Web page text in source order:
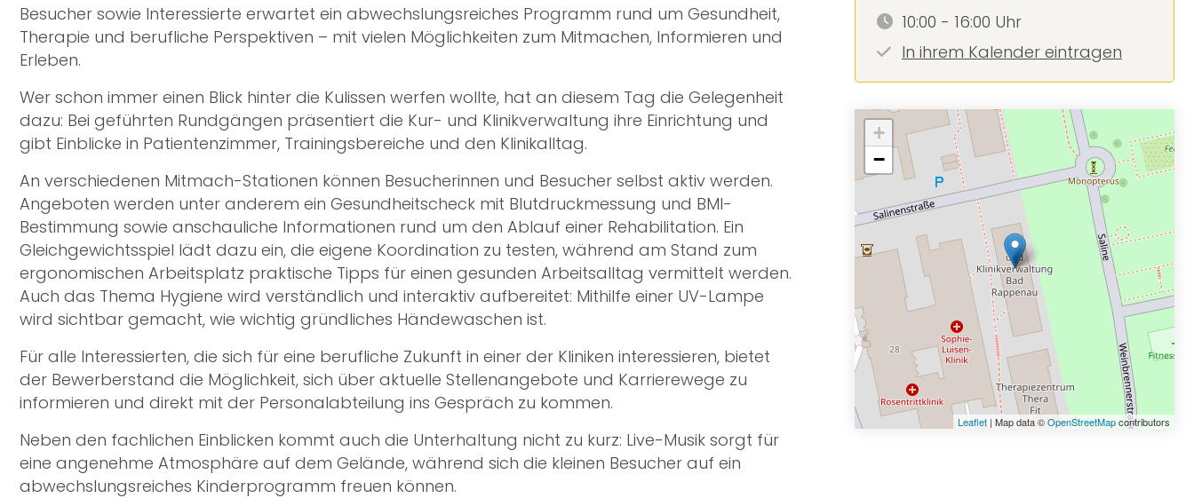
Besucher sowie Interessierte erwartet ein abwechslungsreiches Programm rund um Gesundheit,
Therapie und berufliche Perspektiven – mit vielen Möglichkeiten zum Mitmachen, Informieren und
Erleben.
Wer schon immer einen Blick hinter die Kulissen werfen wollte, hat an diesem Tag die Gelegenheit
dazu: Bei geführten Rundgängen präsentiert die Kur- und Klinikverwaltung ihre Einrichtung und
gibt Einblicke in Patientenzimmer, Trainingsbereiche und den Klinikalltag.
An verschiedenen Mitmach-Stationen können Besucherinnen und Besucher selbst aktiv werden.
Angeboten werden unter anderem ein Gesundheitscheck mit Blutdruckmessung und BMI-
Bestimmung sowie anschauliche Informationen rund um den Ablauf einer Rehabilitation. Ein
Gleichgewichtsspiel lädt dazu ein, die eigene Koordination zu testen, während am Stand zum
ergonomischen Arbeitsplatz praktische Tipps für einen gesunden Arbeitsalltag vermittelt werden.
Auch das Thema Hygiene wird verständlich und interaktiv aufbereitet: Mithilfe einer UV-Lampe
wird sichtbar gemacht, wie wichtig gründliches Händewaschen ist.
Für alle Interessierten, die sich für eine berufliche Zukunft in einer der Kliniken interessieren, bietet
der Bewerberstand die Möglichkeit, sich über aktuelle Stellenangebote und Karrierewege zu
informieren und direkt mit der Personalabteilung ins Gespräch zu kommen.
Neben den fachlichen Einblicken kommt auch die Unterhaltung nicht zu kurz: Live-Musik sorgt für
eine angenehme Atmosphäre auf dem Gelände, während sich die kleinen Besucher auf ein
abwechslungsreiches Kinderprogramm freuen können.
10:00 - 16:00 Uhr
In ihrem Kalender eintragen
+
−
Leaflet | Map data ©OpenStreetMapcontributors